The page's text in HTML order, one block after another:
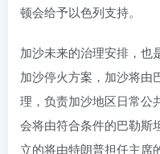
顿会给予以色列支持。
加沙未来的治理安排，也
加沙停火方案，加沙将由
理，负责加沙地区日常公
会将由符合条件的巴勒斯
立的将由特朗普担任主席